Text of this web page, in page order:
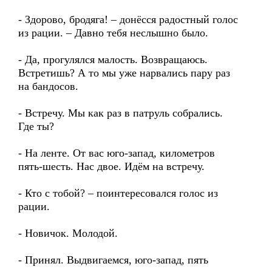
- Здорово, бродяга! – донёсся радостный голос
из рации. – Давно тебя неслышно было.
- Да, прогулялся малость. Возвращаюсь.
Встретишь? А то мы уже нарвались пару раз
на бандосов.
- Встречу. Мы как раз в патруль собрались.
Где ты?
- На ленте. От вас юго-запад, километров
пять-шесть. Нас двое. Идём на встречу.
- Кто с тобой? – поинтересовался голос из
рации.
- Новичок. Молодой.
- Принял. Выдвигаемся, юго-запад, пять